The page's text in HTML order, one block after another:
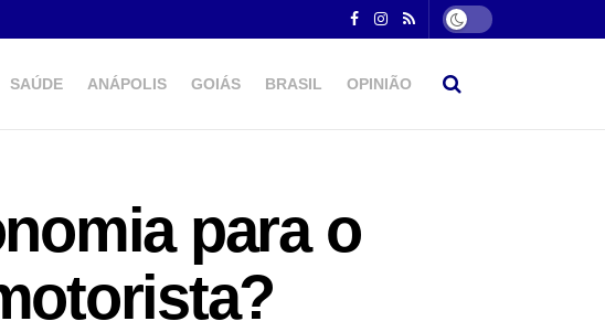
SAÚDE ANÁPOLIS GOIÁS BRASIL OPINIÃO
para o